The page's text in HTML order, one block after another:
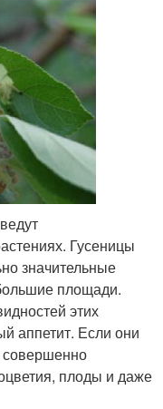
Гусеницы
значительные
площади.
этих
аппетит. Если они
совершенно
плоды и даже